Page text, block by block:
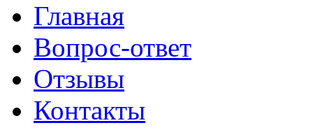
Главная
Вопрос-ответ
Отзывы
Контакты